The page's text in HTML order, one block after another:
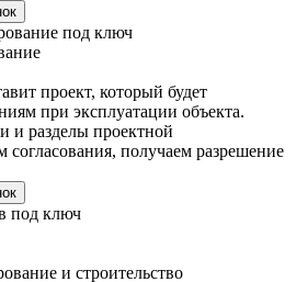
проект, который будет
при эксплуатации объекта.
и разделы проектной
получаем разрешение
и строительство